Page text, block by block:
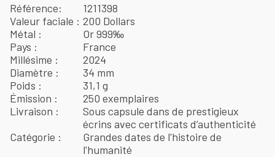
Référence
1211398
Valeur faciale
200 Dollars
Métal
Or 999‰
Pays
France
Millésime
2024
Diamètre
34 mm
Poids
31,1 g
Émission
250 exemplaires
Livraison
Sous capsule dans de prestigieux
écrins avec certificats d’authenticité
Catégorie
Grandes dates de l'histoire de
l'humanité